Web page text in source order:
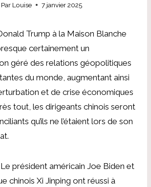
Par Louise 7 janvier 2025
Trump à la Maison Blanche
certainement un
géré des relations géopolitiques
du monde, augmentant ainsi
et de crise économiques
tout, les dirigeants chinois seront
qu’ils ne l’étaient lors de son
président américain Joe Biden et
chinois Xi Jinping ont réussi à